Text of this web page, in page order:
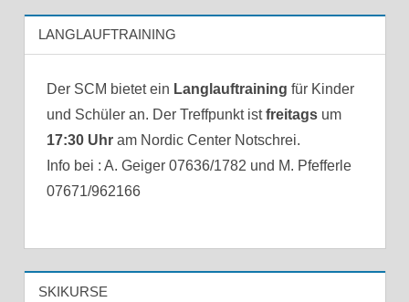
LANGLAUFTRAINING
Der SCM bietet ein Langlauftraining für Kinder
und Schüler an. Der Treffpunkt istfreitagsum
17:30 Uhram Nordic Center Notschrei.
Info bei : A. Geiger 07636/1782 und M. Pfefferle
07671/962166
SKIKURSE